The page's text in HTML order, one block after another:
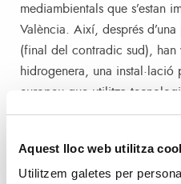
Aquest lloc web utilitza
Utilitzem galetes per
mediambientals que s’estan
València. Així, després
(final del contradic sud), han
hidrogenera, una
europeu que utilitza
l’impacte ambiental.
Emmarcada en el projecte
hidrogenera, es completa